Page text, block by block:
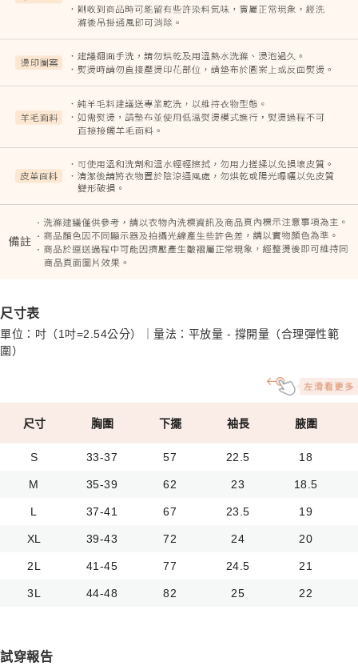
尺寸表
單位：吋（1吋=2.54公分）｜量法：平放量 - 撐開量（合理彈性範
圍）
尺寸 胸圍 下擺 袖長 腋圍
S 33-37 57 22.5 18
M 35-39 62 23 18.5
L 37-41 67 23.5 19
XL 39-43 72 24 20
2L 41-45 77 24.5 21
3L 44-48 82 25 22
試穿報告